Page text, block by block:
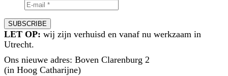
LET OP: wij zijn verhuisd en vanaf nu werkzaam in
Utrecht.
Ons nieuwe adres: Boven Clarenburg 2
(in Hoog Catharijne)